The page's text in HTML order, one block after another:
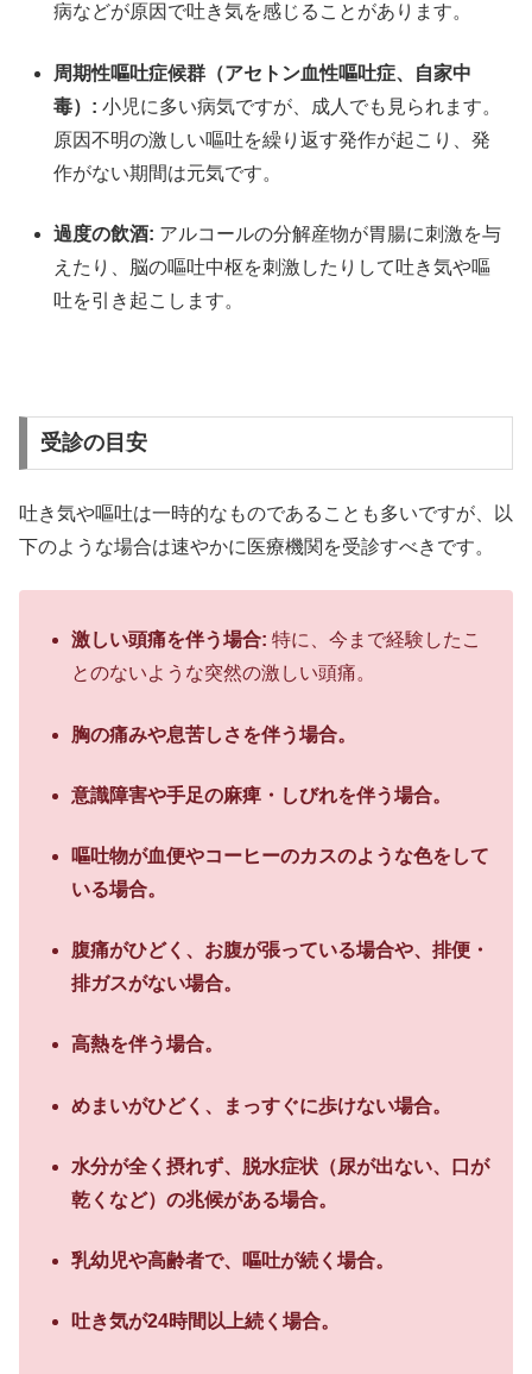
病などが原因で吐き気を感じることがあります。
周期性嘔吐症候群（アセトン血性嘔吐症、自家中
毒）: 小児に多い病気ですが、成人でも見られます。
原因不明の激しい嘔吐を繰り返す発作が起こり、発
作がない期間は元気です。
過度の飲酒: アルコールの分解産物が胃腸に刺激を与
えたり、脳の嘔吐中枢を刺激したりして吐き気や嘔
吐を引き起こします。
受診の目安
吐き気や嘔吐は一時的なものであることも多いですが、以
下のような場合は速やかに医療機関を受診すべきです。
激しい頭痛を伴う場合: 特に、今まで経験したこ
とのないような突然の激しい頭痛。
胸の痛みや息苦しさを伴う場合。
意識障害や手足の麻痺・しびれを伴う場合。
嘔吐物が血便やコーヒーのカスのような色をして
いる場合。
腹痛がひどく、お腹が張っている場合や、排便・
排ガスがない場合。
高熱を伴う場合。
めまいがひどく、まっすぐに歩けない場合。
水分が全く摂れず、脱水症状（尿が出ない、口が
乾くなど）の兆候がある場合。
乳幼児や高齢者で、嘔吐が続く場合。
吐き気が24時間以上続く場合。